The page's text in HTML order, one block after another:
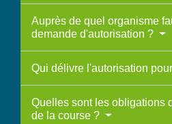
Auprès de quel organisme
demande d'autorisation ?
Qui délivre l'autorisation
Quelles sont les obligations
de la course ?